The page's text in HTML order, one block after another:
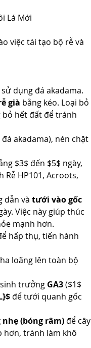
Lá Mới
việc tái tạo bộ rễ và
dụng đá akadama.
già bằng kéo. Loại bỏ
hết đất để tránh
akadama), nén chặt
$3$ đến $5$ ngày,
Rễ HP101, Acroots,
dẫn và tưới vào gốc
Việc này giúp thúc
mạnh hơn.
hấp thụ, tiến hành
loãng lên toàn bộ
trưởng GA3 ($1$
để tưới quanh gốc
(bóng râm) để cây
hơn, tránh làm khô